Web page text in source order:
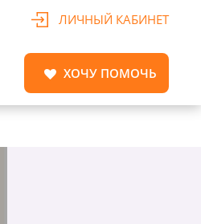
ЛИЧНЫЙ КАБИНЕТ
ХОЧУ ПОМОЧЬ